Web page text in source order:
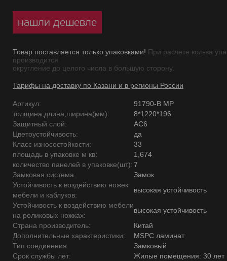
нашли дешевле
Товар поставляется только упаковками! При расчете кол-ва
производится
округление до целого числа в большую сторону.
Тарифы на доставку по Казани и в регионы России
Артикул:
91790-B MP
толщина,длина,ширина(мм):
8*1220*196
Защитный слой:
AC6
Цветоустойчивость:
да
Класс износостойкости:
33
площадь в упаковке м кв:
1,674
количество панелей в упаковке(шт):7
Замковая система:
Замок
Устойчивость к воздействию ножек
мебели и каблуков:
высокая устойчивость
Устойчивость к воздействию мебели
на роликовых ножках:
высокая устойчивость
Страна производитель:
Китай
Дополнительные характеристики:
MSPC ламинат
Тип соединения:
Замковый
Срок службы лет:
Жилые помещения: 30 лет